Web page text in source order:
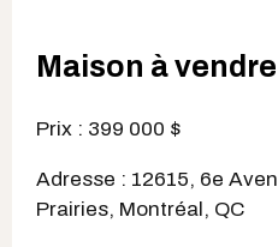
Maison à
Prix : 399 000 $
Adresse : 12615, 6e
Prairies, Montréal, QC